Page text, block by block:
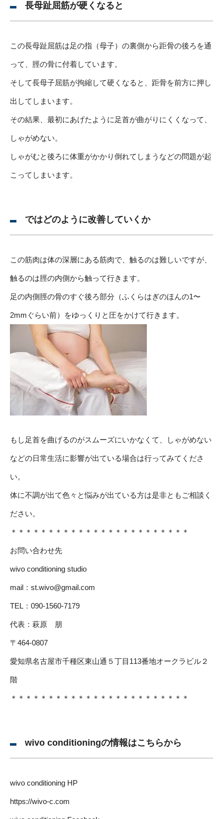
長母趾屈筋が硬くなると
この長母趾屈筋は足の指（母子）の裏側から距骨の後ろを通
って、脛の骨に付着しています。
そして長母子屈筋が拘縮して硬くなると、距骨を前方に押し
出してしまいます。
その結果、最初にあげたように足首が曲がりにくくなって、
しゃがめない。
しゃがむと後ろに体重がかかり倒れてしまうなどの問題が起
こってしまいます。
ではどのように改善していくか
この筋肉は体の深層にある筋肉で、触るのは難しいですが、
触るのは脛の内側から触って行きます。
足の内側脛の骨のすぐ後ろ部分（ふくらはぎのほんの1〜
2mmぐらい前）をゆっくりと圧をかけて行きます。
もし足首を曲げるのがスムーズにいかなくて、しゃがめない
などの日常生活に影響が出ている場合は行ってみてくださ
い。
体に不調が出て色々と悩みが出ている方は是非ともご相談く
ださい。
＊＊＊＊＊＊＊＊＊＊＊＊＊＊＊＊＊＊＊＊＊＊＊＊
お問い合わせ先
wivo conditioning studio
mail： st.wivo@gmail.com
TEL：090-1560-7179
代表：萩原 朋
〒464-0807
愛知県名古屋市千種区東山通５丁目113番地オークラビル２
階
＊＊＊＊＊＊＊＊＊＊＊＊＊＊＊＊＊＊＊＊＊＊＊＊
wivo conditioningの情報はこちらから
wivo conditioning HP
https://wivo-c.com